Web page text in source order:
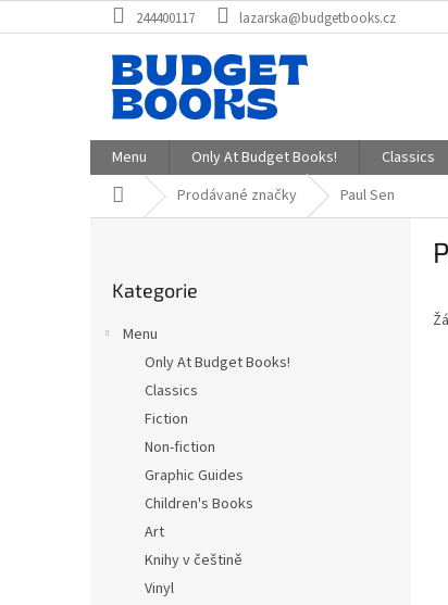
na
244400117 lazarska@budgetbooks.cz
Menu Only At Budget Books! Classics
Domů Prodávané značky Paul Sen
kategorie
Kategorie
Menu
Only At Budget Books!
Classics
Fiction
Non-fiction
Graphic Guides
Children's Books
Art
Knihy v češtině
Vinyl